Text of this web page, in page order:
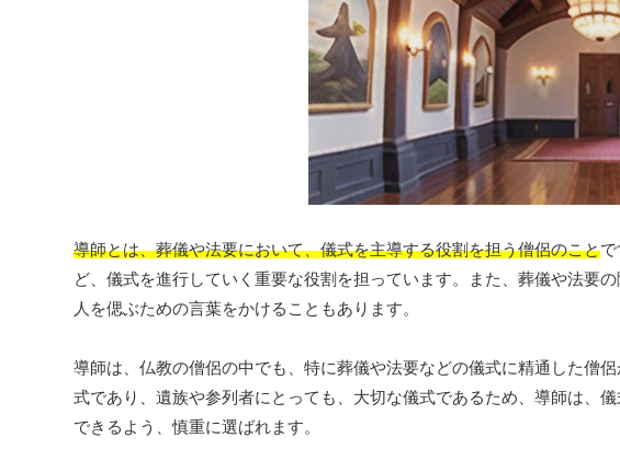
導師とは、葬儀や法要において、儀式を主導する役割を担う僧侶のこと
ど、儀式を進行していく重要な役割を担っています。また、葬儀や法要
人を偲ぶための言葉をかけることもあります。
導師は、仏教の僧侶の中でも、特に葬儀や法要などの儀式に精通した僧
式であり、遺族や参列者にとっても、大切な儀式であるため、導師は、
できるよう、慎重に選ばれます。